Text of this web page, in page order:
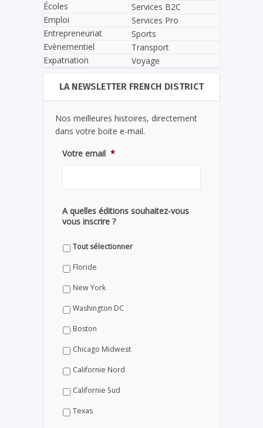
Écoles
Emploi
Entrepreneuriat
Evènementiel
Expatriation
Services B2C
Services Pro
Sports
Transport
Voyage
LA NEWSLETTER FRENCH DISTRICT
Nos meilleures histoires, directement
dans votre boite e-mail.
Votre email *
A quelles éditions souhaitez-vous
vous inscrire ?
Tout sélectionner
Floride
New York
Washington DC
Boston
Chicago Midwest
Californie Nord
Californie Sud
Texas